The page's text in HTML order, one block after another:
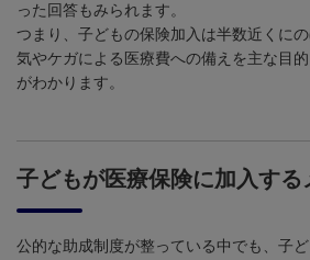
った回答もみられます。
つまり、子どもの保険加入は半数近くに
気やケガによる医療費への備えを主な目
がわかります。
子どもが医療保険に加入する
公的な助成制度が整っている中でも、子